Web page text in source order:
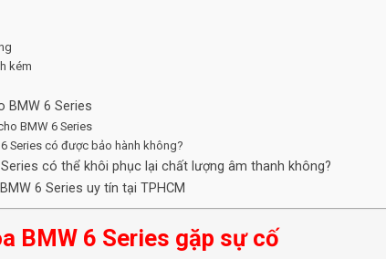
kém
BMW 6 Series
BMW 6 Series
Series có được bảo hành không?
có thể khôi phục lại chất lượng âm thanh không?
6 Series uy tín tại TPHCM
BMW 6 Series gặp sự cố